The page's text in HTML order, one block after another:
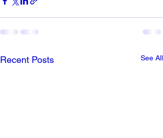
Recent Posts See All